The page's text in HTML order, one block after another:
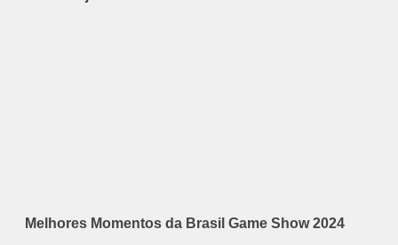
Melhores Momentos da Brasil Game Show 2024